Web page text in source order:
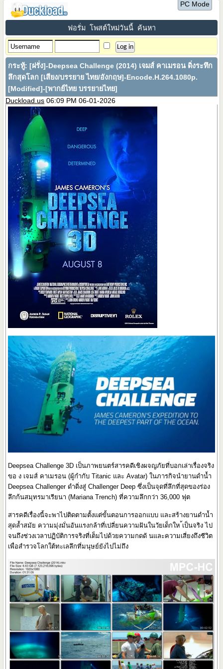
PC Mode
ฟอรั่ม โพสต์ใหม่วันนี้ ค้นหา
กระทู้:[ฝรั่ง]-Deepsea Challenge (2014) เจมส์ คาเมรอน ดิ่งระทึก
ลึกสุดโลก [เสียง/บรรยาย ไทย/อังกฤษ]-Encode.H.264.1080p.
[Modified]-[พากย์ไทย บรรยายไทย]
Duckload.us 06:09 PM 06-01-2026
Deepsea Challenge 3D เป็นภาพยนตร์สารคดีเชิงผจญภัยที่บอกเล่าเรื่องจริง
ขอ ง เจมส์ คาเมรอน (ผู้กำกับ Titanic และ Avatar) ในภารกิจนำยานดำน้ำ
Deepsea Challenger ดำดิ่งสู่ Challenger Deep ซึ่งเป็นจุดที่ลึกที่สุดของร่อง
ลึกก้นสมุทรมาเรียนา (Mariana Trench) ที่ความลึกกว่า 36,000 ฟุต
สารคดีเรื่องนี้จะพาไปติดตามตั้งแต่ขั้นตอนการออกแบบ และสร้างยานดำน้ำ
สุดล้ำสมัย ความมุ่งมั่นอันแรงกล้าที่เปลี่ยนความฝันในวัยเด็กให ้เป็นจริง ไป
จนถึงช่วงเวลาปฏิบัติการจริงที่เต็มไปด้วยความกดดั นและความเสี่ยงถึงชีวิต
เพื่อสำรวจโลกใต้ทะเลลึกที่มนุษย์ยังไปไม่ถึง